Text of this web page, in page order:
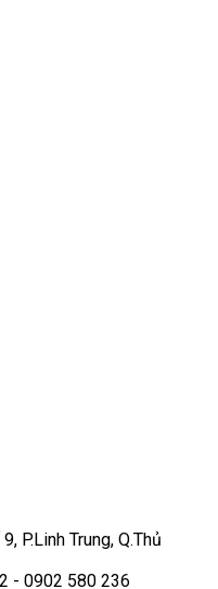
P.Linh Trung, Q.Thủ
- 0902 580 236